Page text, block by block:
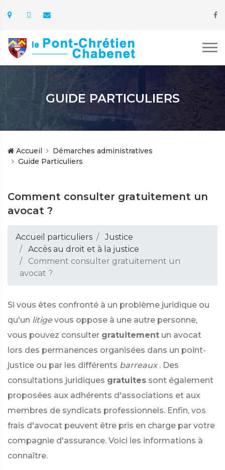
GUIDE PARTICULIERS
Accueil
Démarches administratives
Guide Particuliers
Comment consulter gratuitement un
avocat ?
Accueil particuliers
Justice
Accès au droit et à la justice
Comment consulter gratuitement un
avocat ?
Si vous êtes confronté à un problème juridique ou
qu'un litige vous oppose à une autre personne,
vous pouvez consulter gratuitement un avocat
lors des permanences organisées dans un point-
justice ou par les différents barreaux . Des
consultations juridiques gratuites sont également
proposées aux adhérents d'associations et aux
membres de syndicats professionnels. Enfin, vos
frais d'avocat peuvent être pris en charge par votre
compagnie d'assurance. Voici les informations à
connaître.